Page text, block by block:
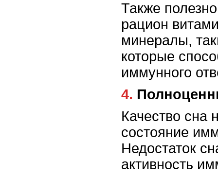
Также
рацион
минералы,
которые
иммунного
4.
Качество сна
состояние
Недостаток
активность